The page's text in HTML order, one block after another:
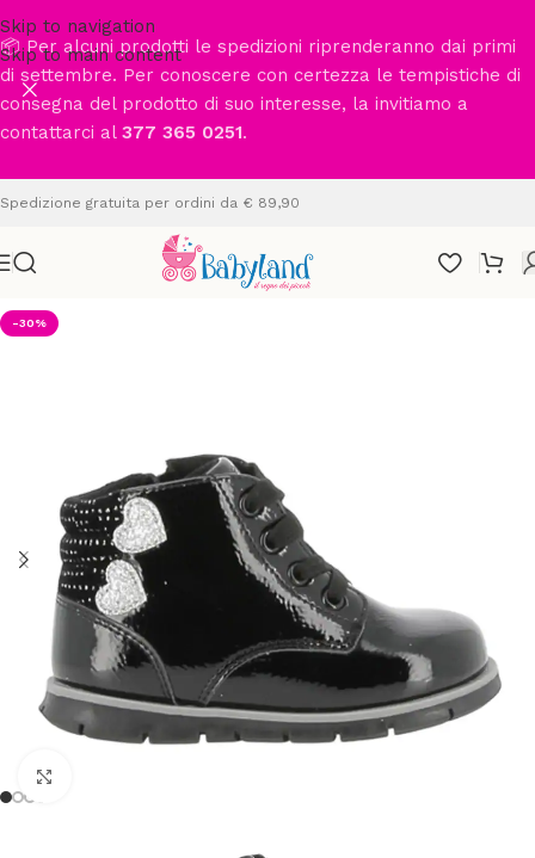
Skip to navigation
Skip to main content
📦 Per alcuni prodotti le spedizioni riprenderanno dai primi
di settembre. Per conoscere con certezza le tempistiche di
consegna del prodotto di suo interesse, la invitiamo a
contattarci al 377 365 0251.
Spedizione gratuita per ordini da € 89,90
-30%